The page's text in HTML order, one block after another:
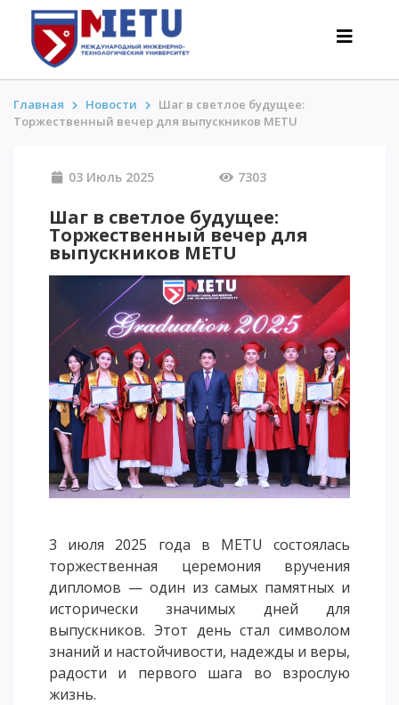
Сценарии поступления-2026
Все о поступлении
АнтиОлимпиада
Стоимость обучения
Скидки и льготы
Меньше 50 баллов/Без ЕНТ
ИНТЕРЕСНОЕ
Напутствие
Международная программа АССА
Проживание и общежития
Кампус-тур
METU Courses
ОБРАЗОВАТЕЛЬНЫЕ ПРОГРАММЫ
Колледж
Магистратура
Главная Новости
Шаг в светлое будущее:
Торжественный вечер для выпускников METU
03 Июль 2025 7303
Шаг в светлое будущее:
Торжественный вечер для
выпускников METU
3 июля 2025 года в METU состоялась
торжественная церемония вручения
дипломов — один из самых памятных и
исторически значимых дней для
выпускников. Этот день стал символом
знаний и настойчивости, надежды и веры,
радости и первого шага во взрослую
жизнь.